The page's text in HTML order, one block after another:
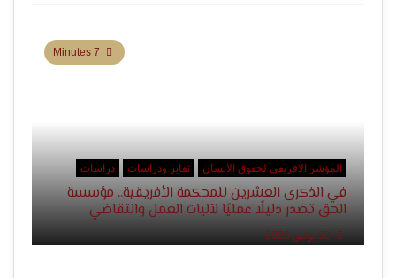
المؤشر الافريقي لحقوق الانسان تقاير ودراسات دراسات
في الذكرى العشرين للمحكمة الأفريقية.. مؤسسة
الحق تصدر دليلًا عمليًا لآليات العمل والتقاضي